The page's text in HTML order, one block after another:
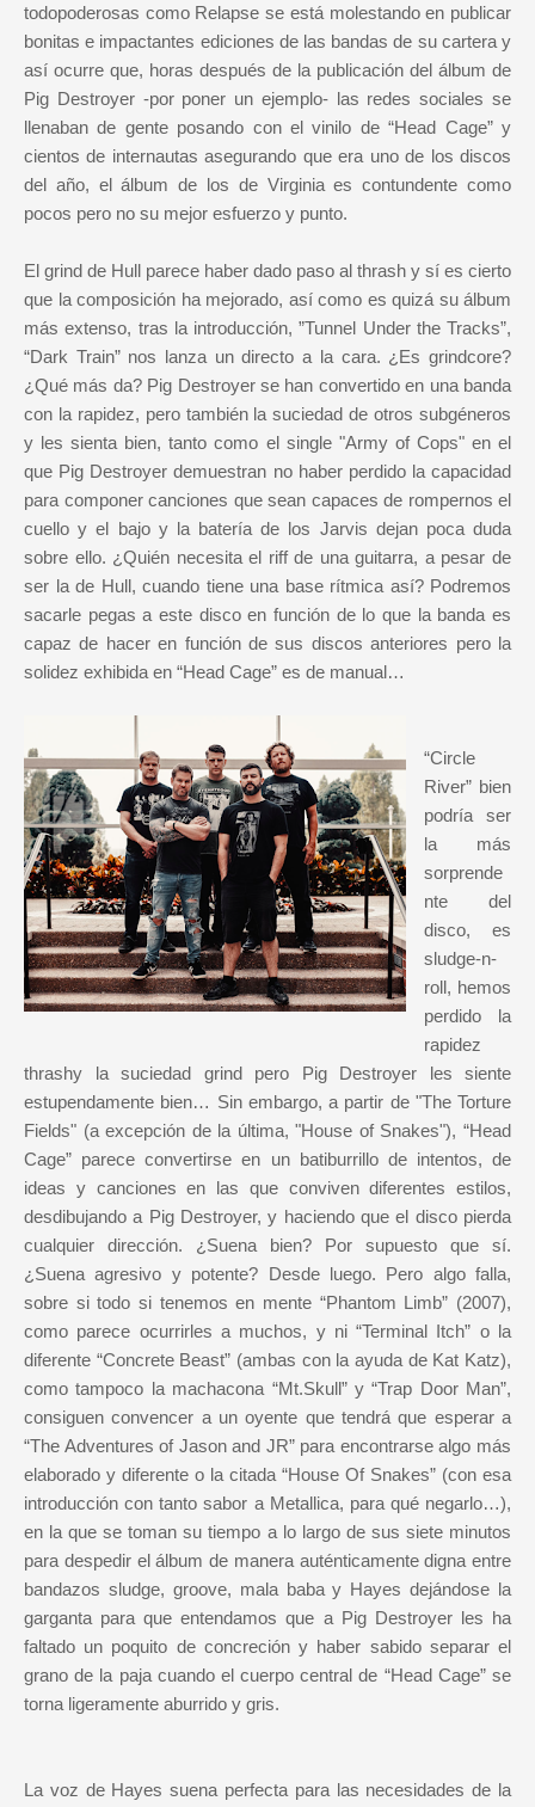
todopoderosas como Relapse se está molestando en publicar
bonitas e impactantes ediciones de las bandas de su cartera y
así ocurre que, horas después de la publicación del álbum de
Pig Destroyer -por poner un ejemplo- las redes sociales se
llenaban de gente posando con el vinilo de “Head Cage” y
cientos de internautas asegurando que era uno de los discos
del año, el álbum de los de Virginia es contundente como
pocos pero no su mejor esfuerzo y punto.
El grind de Hull parece haber dado paso al thrash y sí es cierto
que la composición ha mejorado, así como es quizá su álbum
más extenso, tras la introducción, ”Tunnel Under the Tracks”,
“Dark Train” nos lanza un directo a la cara. ¿Es grindcore?
¿Qué más da? Pig Destroyer se han convertido en una banda
con la rapidez, pero también la suciedad de otros subgéneros
y les sienta bien, tanto como el single "Army of Cops" en el
que Pig Destroyer demuestran no haber perdido la capacidad
para componer canciones que sean capaces de rompernos el
cuello y el bajo y la batería de los Jarvis dejan poca duda
sobre ello. ¿Quién necesita el riff de una guitarra, a pesar de
ser la de Hull, cuando tiene una base rítmica así? Podremos
sacarle pegas a este disco en función de lo que la banda es
capaz de hacer en función de sus discos anteriores pero la
solidez exhibida en “Head Cage” es de manual…
“Circle
River” bien
podría ser
la más
sorprende
nte del
disco, es
sludge-n-
roll, hemos
perdido la
rapidez
thrashy la suciedad grind pero Pig Destroyer les siente
estupendamente bien… Sin embargo, a partir de "The Torture
Fields" (a excepción de la última, "House of Snakes"), “Head
Cage” parece convertirse en un batiburrillo de intentos, de
ideas y canciones en las que conviven diferentes estilos,
desdibujando a Pig Destroyer, y haciendo que el disco pierda
cualquier dirección. ¿Suena bien? Por supuesto que sí.
¿Suena agresivo y potente? Desde luego. Pero algo falla,
sobre si todo si tenemos en mente “Phantom Limb” (2007),
como parece ocurrirles a muchos, y ni “Terminal Itch” o la
diferente “Concrete Beast” (ambas con la ayuda de Kat Katz),
como tampoco la machacona “Mt.Skull” y “Trap Door Man”,
consiguen convencer a un oyente que tendrá que esperar a
“The Adventures of Jason and JR” para encontrarse algo más
elaborado y diferente o la citada “House Of Snakes” (con esa
introducción con tanto sabor a Metallica, para qué negarlo…),
en la que se toman su tiempo a lo largo de sus siete minutos
para despedir el álbum de manera auténticamente digna entre
bandazos sludge, groove, mala baba y Hayes dejándose la
garganta para que entendamos que a Pig Destroyer les ha
faltado un poquito de concreción y haber sabido separar el
grano de la paja cuando el cuerpo central de “Head Cage” se
torna ligeramente aburrido y gris.
La voz de Hayes suena perfecta para las necesidades de la